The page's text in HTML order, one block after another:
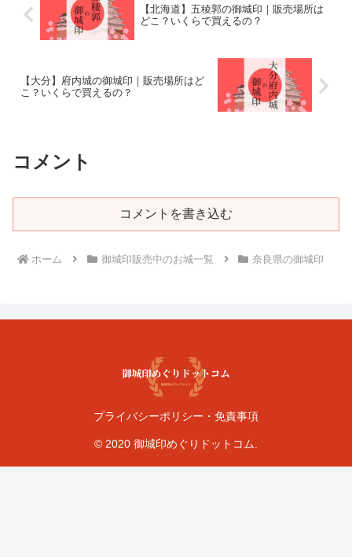
【北海道】五稜郭の御城印｜販売場所は
どこ？いくらで買えるの？
【大分】府内城の御城印｜販売場所はど
こ？いくらで買えるの？
コメント
コメントを書き込む
ホーム 御城印販売中のお城一覧 奈良県の御城印
プライバシーポリシー・免責事項
© 2020 御城印めぐりドットコム.